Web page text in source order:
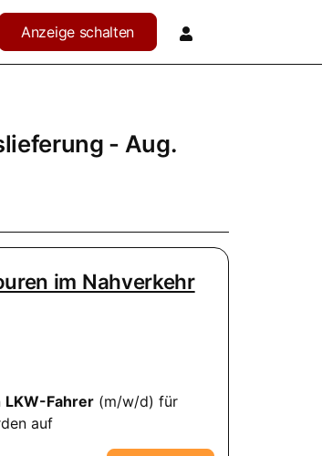
Anzeige schalten
- Aug.
im Nahverkehr
LKW-Fahrer (m/w/d) für
auf